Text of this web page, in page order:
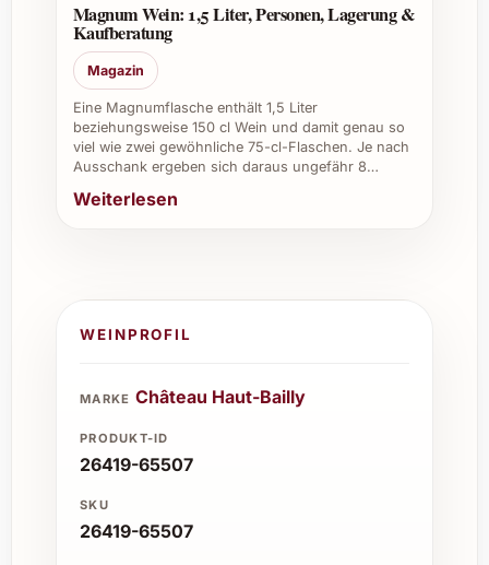
Magnum Wein: 1,5 Liter, Personen, Lagerung &
Kaufberatung
Magazin
Eine Magnumflasche enthält 1,5 Liter
beziehungsweise 150 cl Wein und damit genau so
viel wie zwei gewöhnliche 75-cl-Flaschen. Je nach
Ausschank ergeben sich daraus ungefähr 8…
Weiterlesen
WEINPROFIL
MARKE Château Haut-Bailly
PRODUKT-ID
26419-65507
SKU
26419-65507